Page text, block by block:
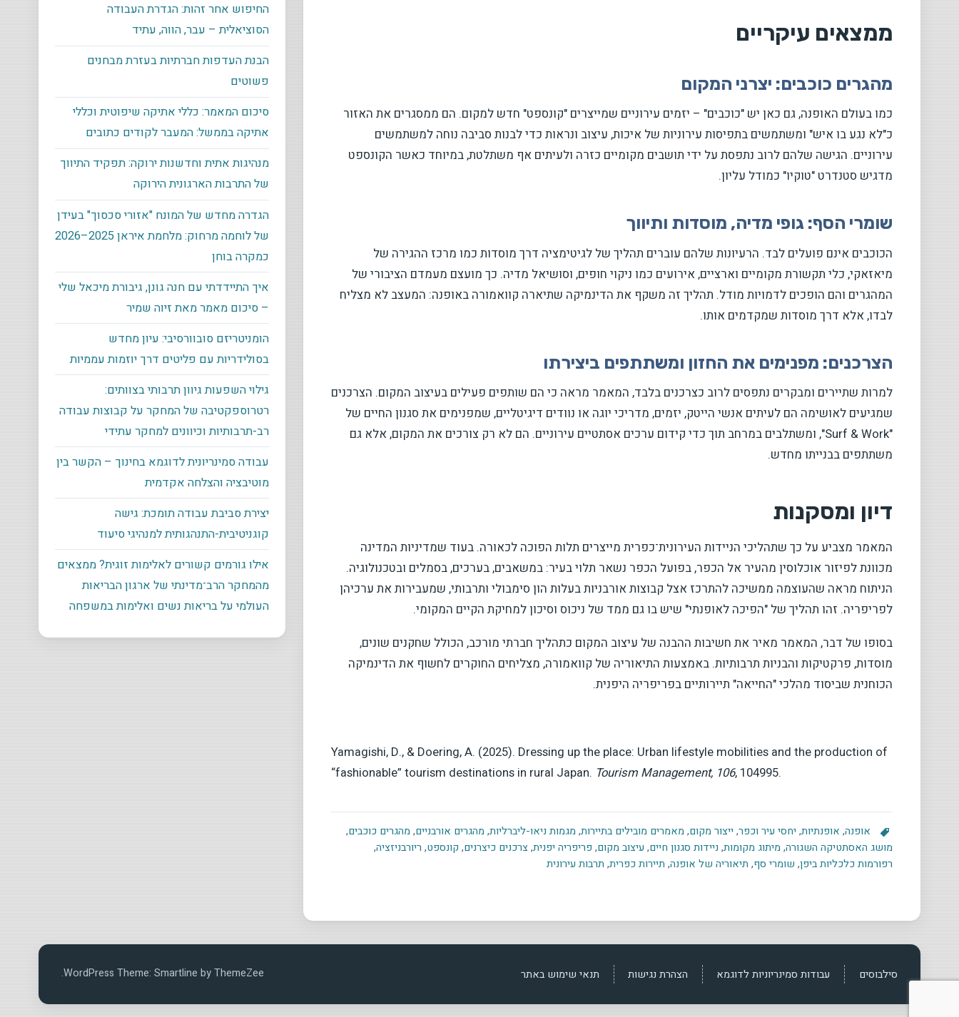
ממצאים עיקריים
מהגרים כוכבים: יצרני המקום
כמו בעולם האופנה, גם כאן יש "כוכבים" – יזמים עירוניים שמייצרים "קונספט" חדש למקום. הם ממסגרים את האזור
כ"לא נגע בו איש" ומשתמשים בתפיסות עירוניות של איכות, עיצוב ונראות כדי לבנות סביבה נוחה למשתמשים
עירוניים. הגישה שלהם לרוב נתפסת על ידי תושבים מקומיים כזרה ולעיתים אף משתלטת, במיוחד כאשר הקונספט
מדגיש סטנדרט "טוקיו" כמודל עליון.
שומרי הסף: גופי מדיה, מוסדות ותיווך
הכוכבים אינם פועלים לבד. הרעיונות שלהם עוברים תהליך של לגיטימציה דרך מוסדות כמו מרכז ההגירה של
מיאזאקי, כלי תקשורת מקומיים וארציים, אירועים כמו ניקוי חופים, וסושיאל מדיה. כך מועצם מעמדם הציבורי של
המהגרים והם הופכים לדמויות מודל. תהליך זה משקף את הדינמיקה שתיארה קוואמורה באופנה: המעצב לא מצליח
לבדו, אלא דרך מוסדות שמקדמים אותו.
הצרכנים: מפנימים את החזון ומשתתפים ביצירתו
למרות שתיירים ומבקרים נתפסים לרוב כצרכנים בלבד, המאמר מראה כי הם שותפים פעילים בעיצוב המקום. הצרכנים
שמגיעים לאושימה הם לעיתים אנשי הייטק, יזמים, מדריכי יוגה או נוודים דיגיטליים, שמפנימים את סגנון החיים של
"Surf & Work", ומשתלבים במרחב תוך כדי קידום ערכים אסתטיים עירוניים. הם לא רק צורכים את המקום, אלא גם
משתתפים בבנייתו מחדש.
דיון ומסקנות
המאמר מצביע על כך שתהליכי הניידות העירונית־כפרית מייצרים תלות הפוכה לכאורה. בעוד שמדיניות המדינה
מכוונת לפיזור אוכלוסין מהעיר אל הכפר, בפועל הכפר נשאר תלוי בעיר: במשאבים, בערכים, בסמלים ובטכנולוגיה.
הניתוח מראה שהעוצמה ממשיכה להתרכז אצל קבוצות אורבניות בעלות הון סימבולי ותרבותי, שמעבירות את ערכיהן
לפריפריה. זהו תהליך של "הפיכה לאופנתי" שיש בו גם ממד של ניכוס וסיכון למחיקת הקיים המקומי.
בסופו של דבר, המאמר מאיר את חשיבות ההבנה של עיצוב המקום כתהליך חברתי מורכב, הכולל שחקנים שונים,
מוסדות, פרקטיקות והבניות תרבותיות. באמצעות התיאוריה של קוואמורה, מצליחים החוקרים לחשוף את הדינמיקה
הכוחנית שביסוד מהלכי "החייאה" תיירותיים בפריפריה היפנית.
Yamagishi, D., & Doering, A. (2025). Dressing up the place: Urban lifestyle mobilities and the production of
“fashionable” tourism destinations in rural Japan. Tourism Management, 106, 104995.
אופנה, אופנתיות, יחסי עיר וכפר, ייצור מקום, מאמרים מובילים בתיירות, מגמות ניאו-ליברליות, מהגרים אורבניים, מהגרים כוכבים,
מושג האסתטיקה השגורה, מיתוג מקומות, ניידות סגנון חיים, עיצוב מקום, פריפריה יפנית,צרכנים כיצרנים, קונספט, ריורבניזציה,
רפורמות כלכליות ביפן, שומרי סף, תיאוריה של אופנה, תיירות כפרית, תרבות עירונית
החיפוש אחר זהות: הגדרת העבודה
הסוציאלית – עבר, הווה, עתיד
הבנת העדפות חברתיות בעזרת מבחנים
פשוטים
סיכום המאמר: כללי אתיקה שיפוטית וכללי
אתיקה בממשל: המעבר לקודים כתובים
מנהיגות אתית וחדשנות ירוקה: תפקיד התיווך
של התרבות הארגונית הירוקה
הגדרה מחדש של המונח "אזורי סכסוך" בעידן
של לוחמה מרחוק: מלחמת איראן 2025–2026
כמקרה בוחן
איך התיידדתי עם חנה גונן, גיבורת מיכאל שלי
– סיכום מאמר מאת זיוה שמיר
הומניטריזם סובוורסיבי: עיון מחדש
בסולידריות עם פליטים דרך יוזמות עממיות
גילוי השפעות גיוון תרבותי בצוותים:
רטרוספקטיבה של המחקר על קבוצות עבודה
רב-תרבותיות וכיוונים למחקר עתידי
עבודה סמינריונית לדוגמא בחינוך – הקשר בין
מוטיבציה והצלחה אקדמית
יצירת סביבת עבודה תומכת: גישה
קוגניטיבית-התנהגותית למנהיגי סיעוד
אילו גורמים קשורים לאלימות זוגית? ממצאים
מהמחקר הרב־מדינתי של ארגון הבריאות
העולמי על בריאות נשים ואלימות במשפחה
סילבוסים עבודות סמינריוניות לדוגמא הצהרת נגישות תנאי שימוש באתר WordPress Theme: Smartline by ThemeZee.